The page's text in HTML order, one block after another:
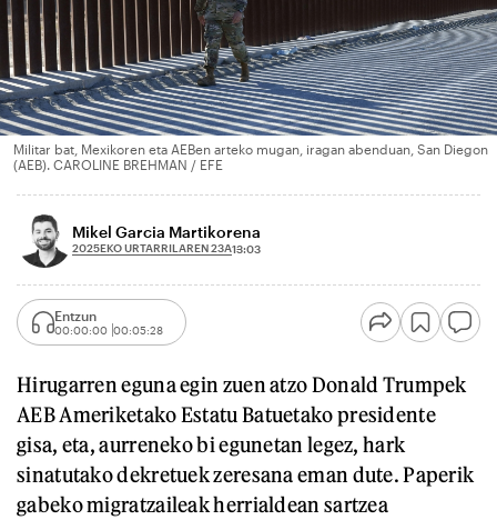
Militar bat, Mexikoren eta AEBen arteko mugan, iragan abenduan, San Diegon
(AEB). CAROLINE BREHMAN / EFE
Mikel Garcia Martikorena
2025EKO URTARRILAREN 23A13:03
Entzun
00:00:00 00:05:28
Hirugarren eguna egin zuen atzo Donald Trumpek
AEB Ameriketako Estatu Batuetako presidente
gisa, eta, aurreneko bi egunetan legez, hark
sinatutako dekretuek zeresana eman dute. Paperik
gabeko migratzaileak herrialdean sartzea